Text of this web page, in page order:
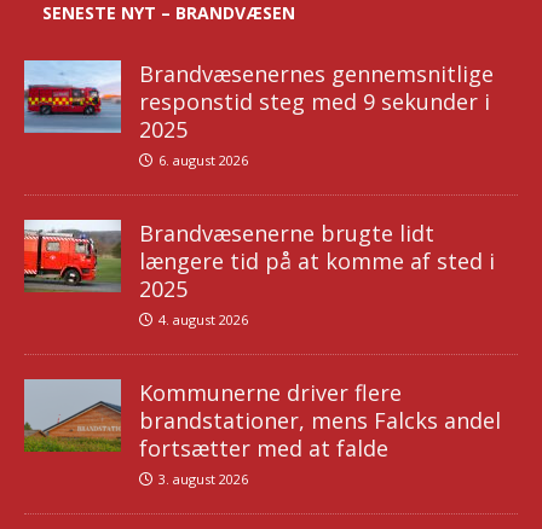
SENESTE NYT – BRANDVÆSEN
Brandvæsenernes gennemsnitlige
responstid steg med 9 sekunder i
2025
6. august 2026
Brandvæsenerne brugte lidt
længere tid på at komme af sted i
2025
4. august 2026
Kommunerne driver flere
brandstationer, mens Falcks andel
fortsætter med at falde
3. august 2026